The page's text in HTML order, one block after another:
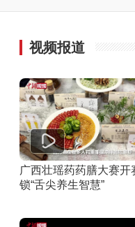
视频报道
广西壮瑶药药膳大赛开
锁“舌尖养生智慧”